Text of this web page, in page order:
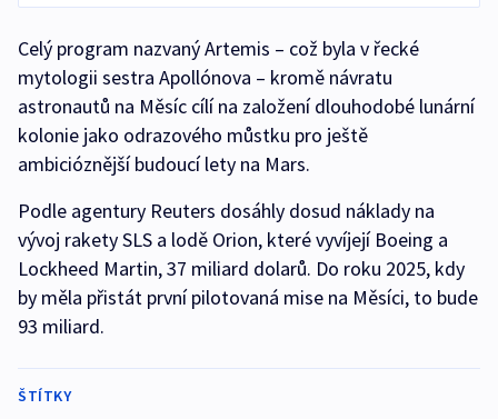
Celý program nazvaný Artemis – což byla v řecké
mytologii sestra Apollónova – kromě návratu
astronautů na Měsíc cílí na založení dlouhodobé lunární
kolonie jako odrazového můstku pro ještě
ambicióznější budoucí lety na Mars.
Podle agentury Reuters dosáhly dosud náklady na
vývoj rakety SLS a lodě Orion, které vyvíjejí Boeing a
Lockheed Martin, 37 miliard dolarů. Do roku 2025, kdy
by měla přistát první pilotovaná mise na Měsíci, to bude
93 miliard.
ŠTÍTKY